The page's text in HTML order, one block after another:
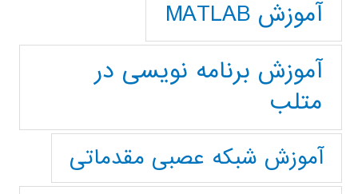
آموزش MATLAB
آموزش برنامه نویسی در
متلب
آموزش شبکه عصبی مقدماتی